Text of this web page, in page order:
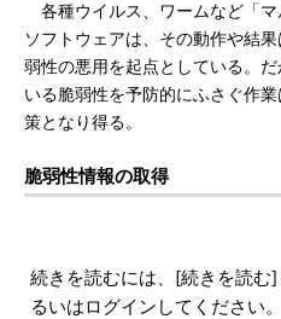
各種ウイルス、ワームなど「
ソフトウェアは、その動作や結
弱性の悪用を起点としている。
いる脆弱性を予防的にふさぐ作
策となり得る。
脆弱性情報の取得
続きを読むには、[続きを読む
るいはログインしてください。